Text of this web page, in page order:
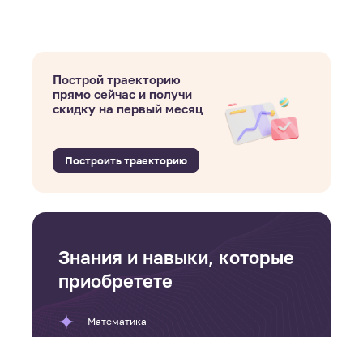
Построй траекторию
прямо сейчас и получи
скидку на первый месяц
Построить траекторию
Знания и навыки, которые
приобретете
Математика